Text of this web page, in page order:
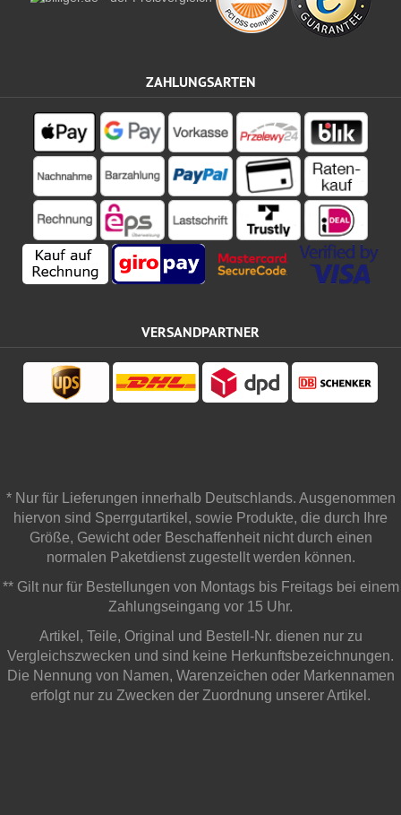
ZAHLUNGSARTEN
VERSANDPARTNER
* Nur für Lieferungen innerhalb Deutschlands. Ausgenommen
hiervon sind Sperrgutartikel, sowie Produkte, die durch Ihre
Größe, Gewicht oder Beschaffenheit nicht durch einen
normalen Paketdienst zugestellt werden können.
** Gilt nur für Bestellungen von Montags bis Freitags bei einem
Zahlungseingang vor 15 Uhr.
Artikel, Teile, Original und Bestell-Nr. dienen nur zu
Vergleichszwecken und sind keine Herkunftsbezeichnungen.
Die Nennung von Namen, Warenzeichen oder Markennamen
erfolgt nur zu Zwecken der Zuordnung unserer Artikel.